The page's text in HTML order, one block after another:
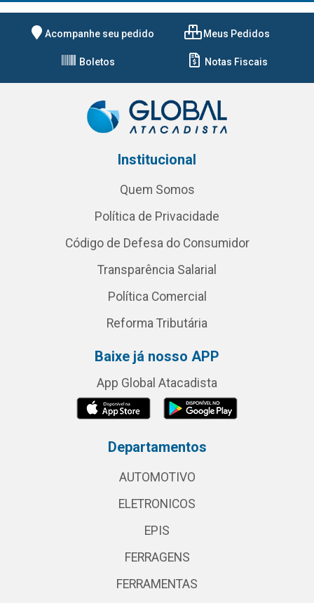
Acompanhe seu pedido Meus Pedidos
Boletos Notas Fiscais
Institucional
Quem Somos
Política de Privacidade
Código de Defesa do Consumidor
Transparência Salarial
Política Comercial
Reforma Tributária
Baixe já nosso APP
App Global Atacadista
Departamentos
AUTOMOTIVO
ELETRONICOS
EPIS
FERRAGENS
FERRAMENTAS